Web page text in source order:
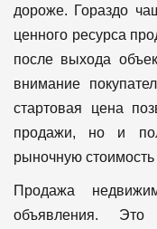
дороже. Гораздо
ценного ресурса
после выхода
внимание
стартовая цена
продажи, но и
рыночную стоимость
Продажа
объявления. Это